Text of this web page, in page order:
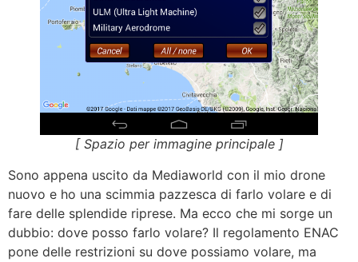
[ Spazio per immagine principale ]
Sono appena uscito da Mediaworld con il mio drone
nuovo e ho una scimmia pazzesca di farlo volare e di
fare delle splendide riprese. Ma ecco che mi sorge un
dubbio: dove posso farlo volare? Il regolamento ENAC
pone delle restrizioni su dove possiamo volare, ma